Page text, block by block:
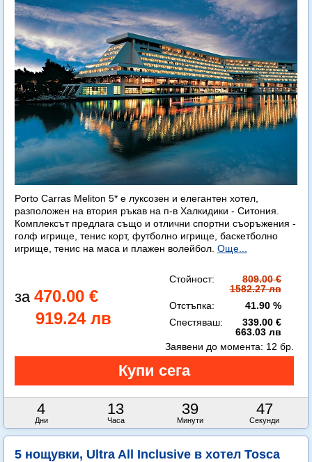
Porto Carras Meliton 5* е луксозен и елегантен хотел,
разположен на втория ръкав на п-в Халкидики - Ситония.
Комплексът предлага също и отлични спортни съоръжения -
голф игрище, тенис корт, футболно игрище, баскетболно
игрище, тенис на маса и плажен волейбол. Още...
470.00 €
919.24 лв
Стойност:
809.00 €
1582.27 лв
Отстъпка:
41.90 %
Спестяваш:
339.00 €
663.03 лв
4
Дни
13
Часа
39
Минути
45
Секунди
Заявени до момента: 12 бр.
5 нощувки, Ultra All Inclusive в хотел Tosca